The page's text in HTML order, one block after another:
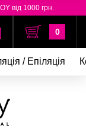
від 1000 грн.
0
/ Епіляція